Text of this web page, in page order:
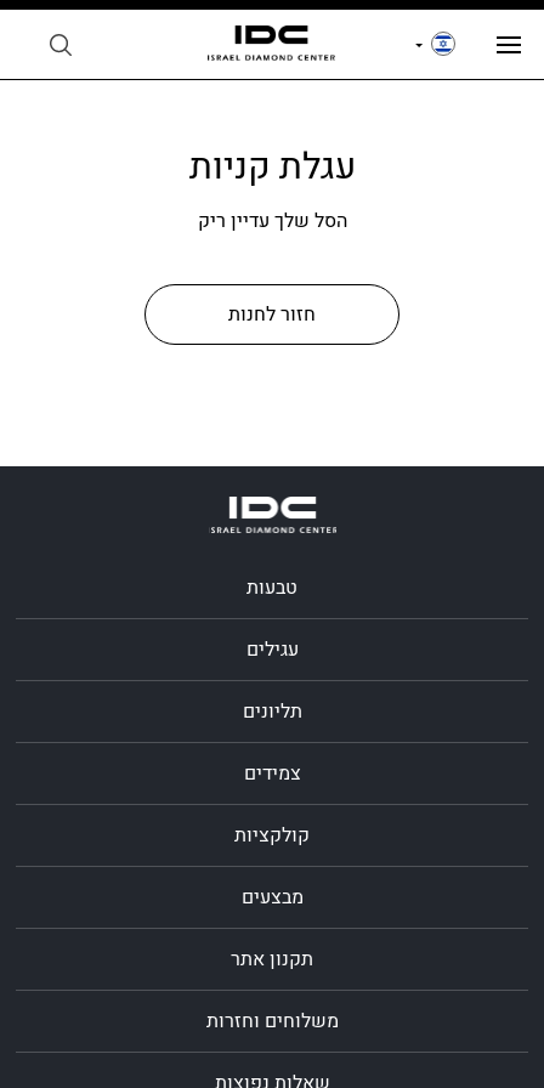
עגלת קניות
הסל שלך עדיין ריק
חזור לחנות
טבעות
עגילים
תליונים
צמידים
קולקציות
מבצעים
תקנון אתר
משלוחים וחזרות